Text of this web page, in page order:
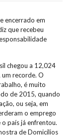
encerrado em
que recebeu
chegou a 12,024
recorde. O
é muito
de 2015, quando
ou seja, em
o emprego
país já enfrentou.
de Domicílios